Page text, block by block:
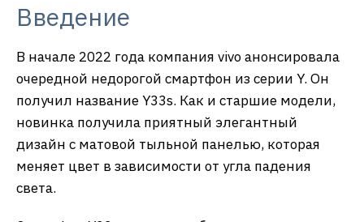
Введение
В начале 2022 года компания vivo анонсировала
очередной недорогой смартфон из серии Y. Он
получил название Y33s. Как и старшие модели,
новинка получила приятный элегантный
дизайн с матовой тыльной панелью, которая
меняет цвет в зависимости от угла падения
света.